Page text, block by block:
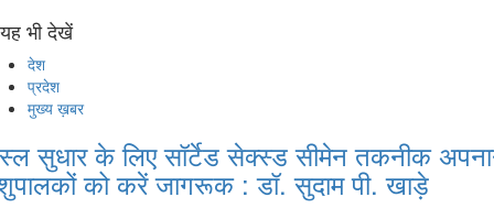
यह भी देखें
देश
प्रदेश
मुख्य ख़बर
सुधार के लिए सॉर्टेड सेक्स्ड सीमेन तकनीक
को करें जागरूक : डॉ. सुदाम पी. खाड़े